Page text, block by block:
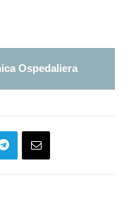
Ospedaliera